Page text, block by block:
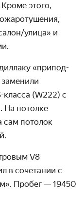
Кроме этого,
улица» и
«припод­
класса (W222) с
На потолке
сам потолок
V8
в сочетании с
Пробег — 19450